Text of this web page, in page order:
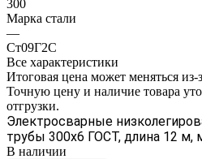
300
Марка стали
—
Ст09Г2С
Все характеристики
Итоговая цена может меняться из-
Точную цену и наличие товара
отгрузки.
Электросварные
трубы 300х6 ГОСТ, длина 12 м,
В наличии